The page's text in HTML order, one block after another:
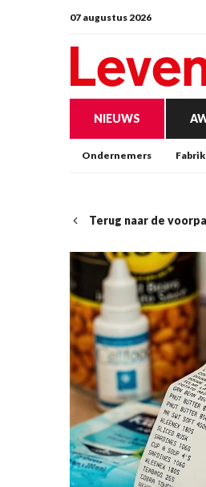
07 augustus 2026
NIEUWS
Ondernemers
Terug naar de